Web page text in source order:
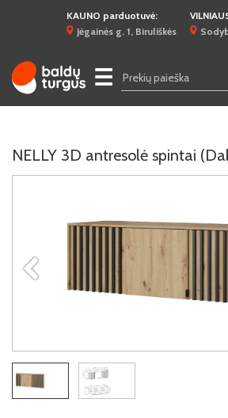
KAUNO parduotuvė:
Jėgainės g. 1, Biruliškės
☰
NELLY 3D antresolė spintai